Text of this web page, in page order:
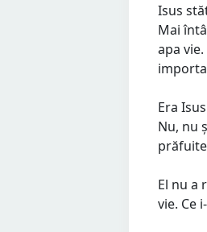
Isus
Mai
apa
Era
Nu, nu
El nu a
vie. Ce